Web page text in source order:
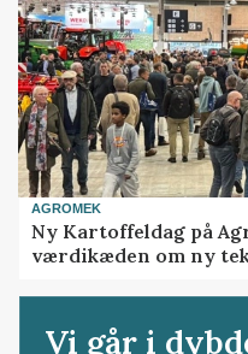
AGROMEK
Ny Kartoffeldag på
værdikæden om ny
Vi går i